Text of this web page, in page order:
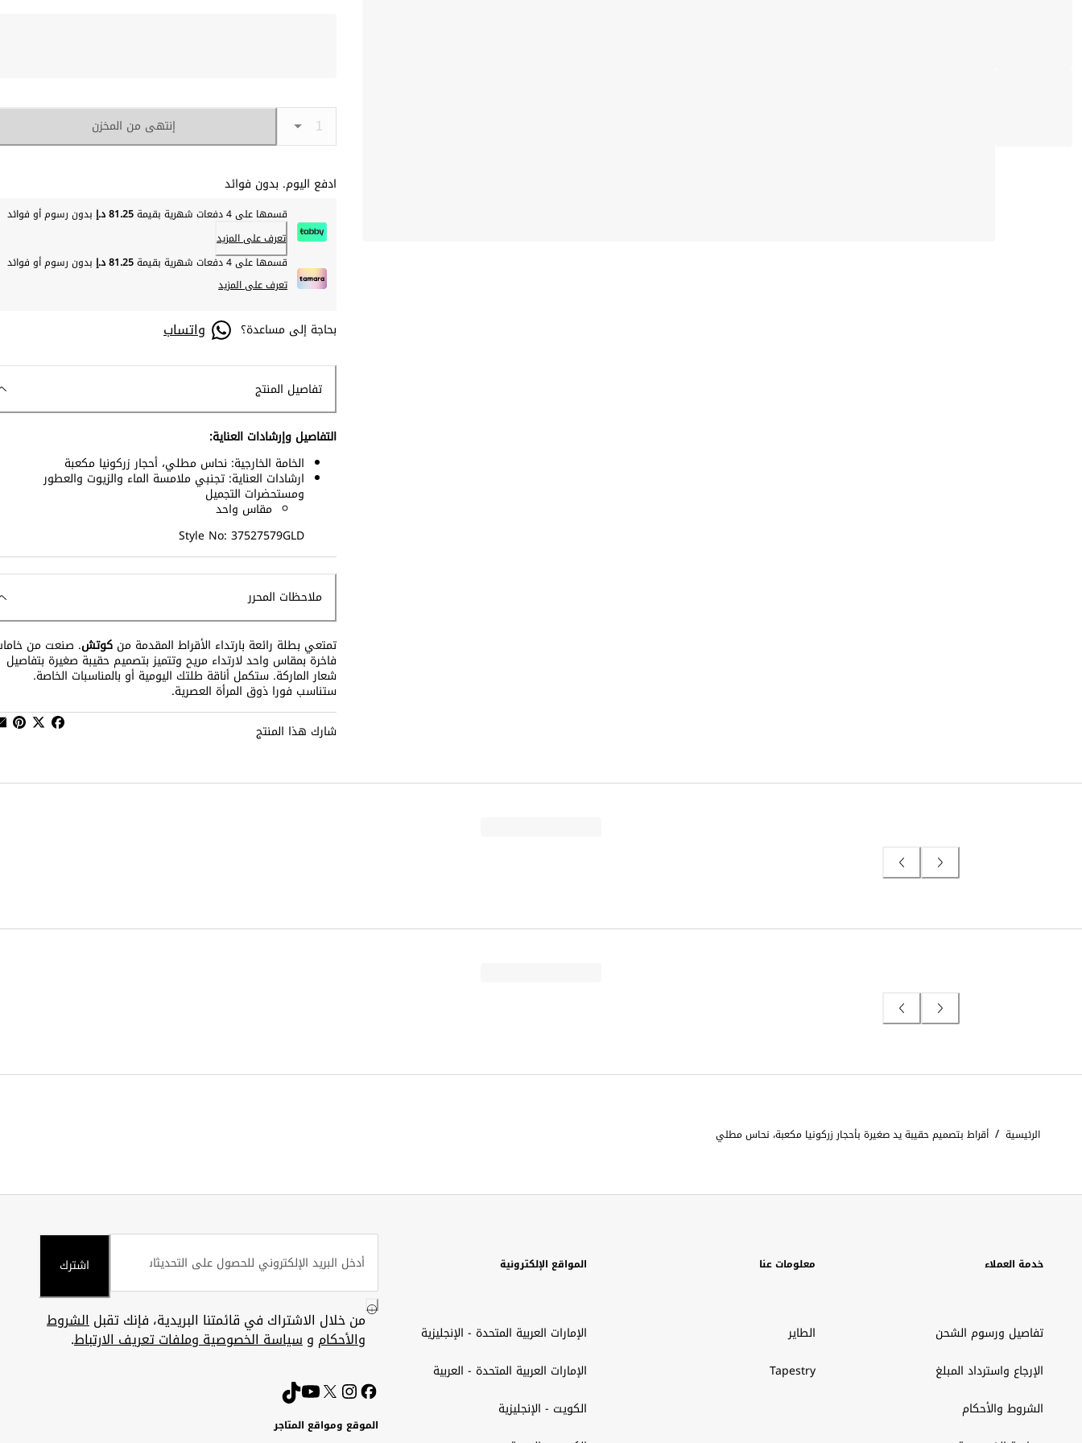
إنتهى من المخزن
ادفع اليوم. بدون فوائد
قسمها على 4 دفعات شهرية بقيمة 81.25 د.إ
بدون رسوم أو فوائد
تعرف على المزيد
قسمها على 4 دفعات شهرية بقيمة
81.25 د.إ
بدون رسوم أو فوائد
تعرف على المزيد
بحاجة إلى مساعدة؟ واتساب
تفاصيل المنتج
التفاصيل وإرشادات العناية:
الخامة الخارجية: نحاس مطلي، أحجار زركونيا مكعبة
ارشادات العناية: تجنبي ملامسة الماء والزيوت والعطور
ومستحضرات التجميل
مقاس واحد
Style No: 37527579GLD
ملاحظات المحرر
تمتعي بطلة رائعة بارتداء الأقراط المقدمة من كوتش. صنعت من
فاخرة بمقاس واحد لارتداء مريح وتتميز بتصميم حقيبة صغيرة بتفاصيل
شعار الماركة. ستكمل أناقة طلتك اليومية أو بالمناسبات الخاصة.
ستناسب فورا ذوق المرأة العصرية.
شارك هذا المنتج
الرئيسية / أقراط بتصميم حقيبة يد صغيرة بأحجار زركونيا مكعبة، نحاس مطلي
خدمة العملاء
تفاصيل ورسوم الشحن
الإرجاع واسترداد المبلغ
الشروط والأحكام
معلومات عنا
الطاير
Tapestry
المواقع الإلكترونية
الإمارات العربية المتحدة - الإنجليزية
الإمارات العربية المتحدة - العربية
الكويت - الإنجليزية
اشترك
من خلال الاشتراك في قائمتنا البريدية، فإنك تقبلالشروط
والأحكام وسياسة الخصوصية وملفات تعريف الارتباط.
الموقع ومواقع المتاجر